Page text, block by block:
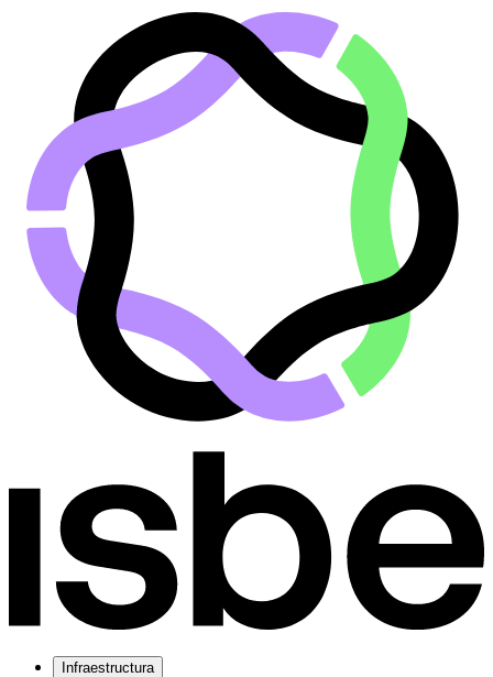
Infraestructura